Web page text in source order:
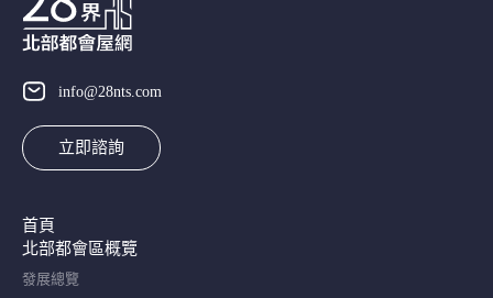
info@28nts.com
立即諮詢
首頁
北部都會區概覽​
發展總覽